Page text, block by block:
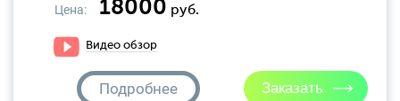
Цена: 18000 руб.
Видео обзор
Подробнее